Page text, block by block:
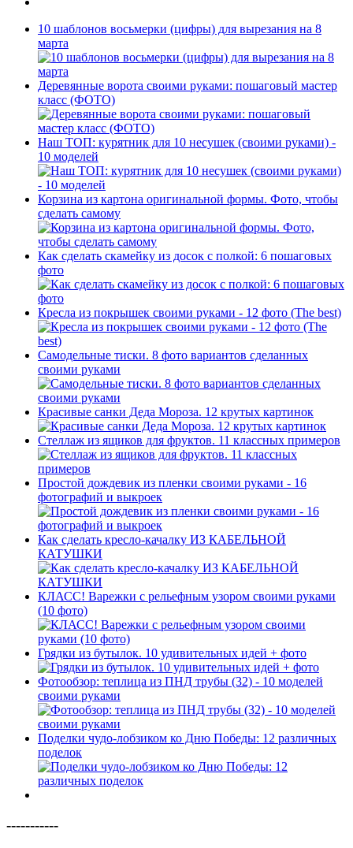
10 шаблонов восьмерки (цифры) для вырезания на 8
марта
Деревянные ворота своими руками: пошаговый мастер
класс (ФОТО)
Наш ТОП: курятник для 10 несушек (своими руками) -
10 моделей
Корзина из картона оригинальной формы. Фото, чтобы
сделать самому
Как сделать скамейку из досок с полкой: 6 пошаговых
фото
Кресла из покрышек своими руками - 12 фото (The best)
Самодельные тиски. 8 фото вариантов сделанных
своими руками
Красивые санки Деда Мороза. 12 крутых картинок
Стеллаж из ящиков для фруктов. 11 классных примеров
Простой дождевик из пленки своими руками - 16
фотографий и выкроек
Как сделать кресло-качалку ИЗ КАБЕЛЬНОЙ
КАТУШКИ
КЛАСС! Варежки с рельефным узором своими руками
(10 фото)
Грядки из бутылок. 10 удивительных идей + фото
Фотообзор: теплица из ПНД трубы (32) - 10 моделей
своими руками
Поделки чудо-лобзиком ко Дню Победы: 12 различных
поделок
-----------